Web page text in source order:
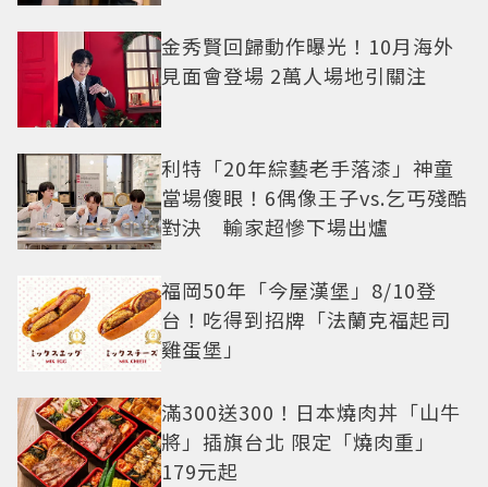
金秀賢回歸動作曝光！10月海外
見面會登場 2萬人場地引關注
利特「20年綜藝老手落漆」神童
當場傻眼！6偶像王子vs.乞丐殘酷
對決 輸家超慘下場出爐
福岡50年「今屋漢堡」8/10登
台！吃得到招牌「法蘭克福起司
雞蛋堡」
滿300送300！日本燒肉丼「山牛
將」插旗台北 限定「燒肉重」
179元起